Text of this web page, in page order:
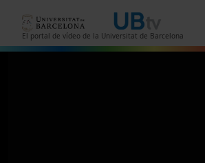
El portal de vídeo de la Universitat de Barcelona